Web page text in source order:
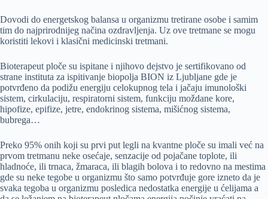
Dovodi do energetskog balansa u organizmu tretirane osobe i samim
tim do najprirodnijeg načina ozdravljenja. Uz ove tretmane se mogu
koristiti lekovi i klasični medicinski tretmani.
Bioterapeut ploče su ispitane i njihovo dejstvo je sertifikovano od
strane instituta za ispitivanje biopolja BION iz Ljubljane gde je
potvrđeno da podižu energiju celokupnog tela i jačaju imunološki
sistem, cirkulaciju, respiratorni sistem, funkciju moždane kore,
hipofize, epifize, jetre, endokrinog sistema, mišićnog sistema,
bubrega…
Preko 95% onih koji su prvi put legli na kvantne ploče su imali već na
prvom tretmanu neke osećaje, senzacije od pojačane toplote, ili
hladnoće, ili trnaca, žmaraca, ili blagih bolova i to redovno na mestima
gde su neke tegobe u organizmu što samo potvrđuje gore izneto da je
svaka tegoba u organizmu posledica nedostatka energije u ćelijama a